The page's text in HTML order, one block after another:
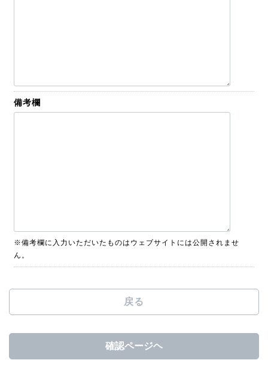
備考欄
※備考欄に入力いただいたものはウェブサイトには公開されませ
ん。
戻る
確認ページヘ